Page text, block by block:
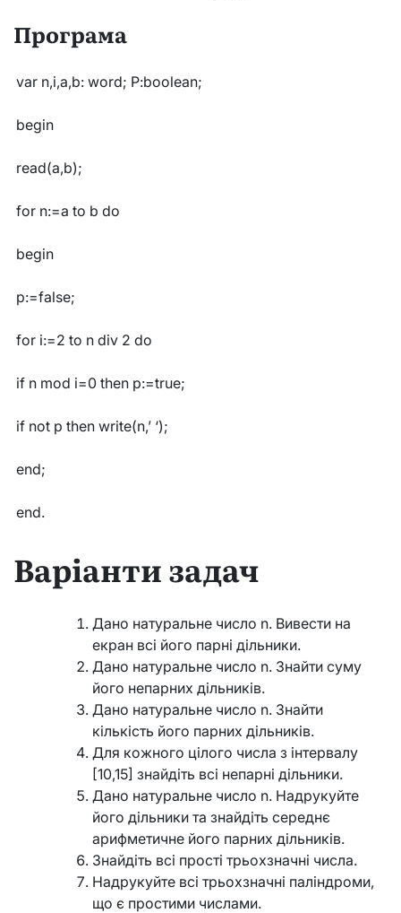
Програма
var n,i,a,b: word; P:boolean;
begin
read(a,b);
for n:=a to b do
begin
p:=false;
for i:=2 to n div 2 do
if n mod i=0 then p:=true;
if not p then write(n,’ ‘);
end;
end.
Варіанти задач
Дано натуральне число n. Вивести на
екран всі його парні дільники.
Дано натуральне число n. Знайти суму
його непарних дільників.
Дано натуральне число n. Знайти
кількість його парних дільників.
Для кожного цілого числа з інтервалу
[10,15] знайдіть всі непарні дільники.
Дано натуральне число n. Надрукуйте
його дільники та знайдіть середнє
арифметичне його парних дільників.
Знайдіть всі прості трьохзначні числа.
Надрукуйте всі трьохзначні паліндроми,
що є простими числами.